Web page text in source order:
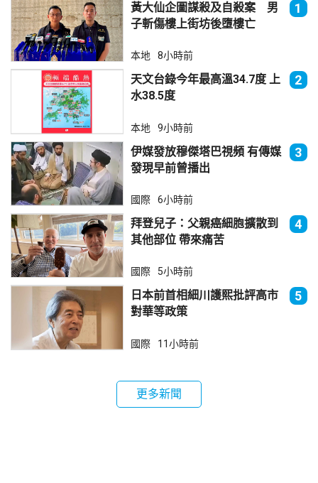
黃大仙企圖謀殺及自殺案 男
子斬傷樓上街坊後墮樓亡
1
本地 8小時前
天文台錄今年最高溫34.7度 上
水38.5度
2
本地 9小時前
伊媒發放穆傑塔巴視頻 有傳媒
發現早前曾播出
3
國際 6小時前
拜登兒子：父親癌細胞擴散到
其他部位 帶來痛苦
4
國際 5小時前
日本前首相細川護熙批評高市
對華等政策
5
國際 11小時前
更多新聞